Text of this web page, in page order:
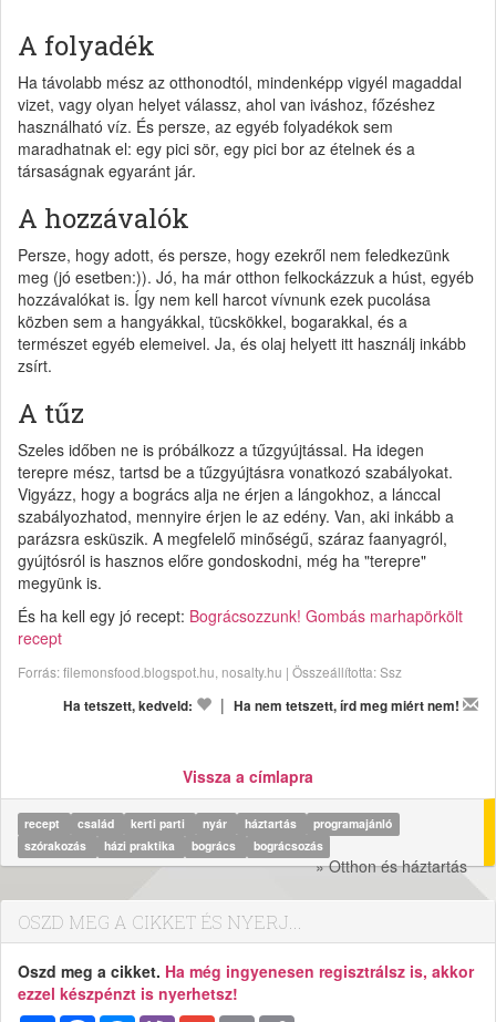
A folyadék
Ha távolabb mész az otthonodtól, mindenképp vigyél magaddal
vizet, vagy olyan helyet válassz, ahol van iváshoz, főzéshez
használható víz. És persze, az egyéb folyadékok sem
maradhatnak el: egy pici sör, egy pici bor az ételnek és a
társaságnak egyaránt jár.
A hozzávalók
Persze, hogy adott, és persze, hogy ezekről nem feledkezünk
meg (jó esetben:)). Jó, ha már otthon felkockázzuk a húst, egyéb
hozzávalókat is. Így nem kell harcot vívnunk ezek pucolása
közben sem a hangyákkal, tücskökkel, bogarakkal, és a
természet egyéb elemeivel. Ja, és olaj helyett itt használj inkább
zsírt.
A tűz
Szeles időben ne is próbálkozz a tűzgyújtással. Ha idegen
terepre mész, tartsd be a tűzgyújtásra vonatkozó szabályokat.
Vigyázz, hogy a bogrács alja ne érjen a lángokhoz, a lánccal
szabályozhatod, mennyire érjen le az edény. Van, aki inkább a
parázsra esküszik. A megfelelő minőségű, száraz faanyagról,
gyújtósról is hasznos előre gondoskodni, még ha "terepre"
megyünk is.
És ha kell egy jó recept: Bográcsozzunk! Gombás marhapörkölt
recept
Forrás: filemonsfood.blogspot.hu, nosalty.hu | Összeállította: Ssz
Ha tetszett, kedveld:
| Ha nem tetszett, írd meg miért nem!
Vissza a címlapra
recept család kerti parti nyár háztartás
programajánló
szórakozás
házi praktika bogrács bográcsozás
» Otthon és háztartás
OSZD MEG A CIKKET ÉS NYERJ...
Oszd meg a cikket. Ha még ingyenesen regisztrálsz is, akkor
ezzel készpénzt is nyerhetsz!